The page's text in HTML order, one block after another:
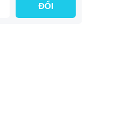
ĐỔI